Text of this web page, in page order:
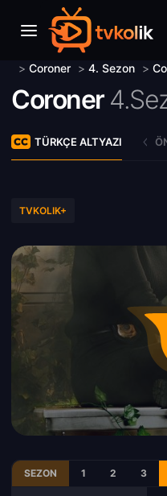
> Coroner > 4. Sezon >
Coroner
TÜRKÇE ALTYAZI
TVKOLIK+
SEZON 1 2 3